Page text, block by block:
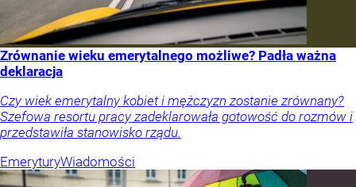
Zrównanie wieku emerytalnego możliwe? Padła ważna
deklaracja
Czy wiek emerytalny kobiet i mężczyzn zostanie zrównany?
Szefowa resortu pracy zadeklarowała gotowość do rozmów i
przedstawiła stanowisko rządu.
EmeryturyWiadomości